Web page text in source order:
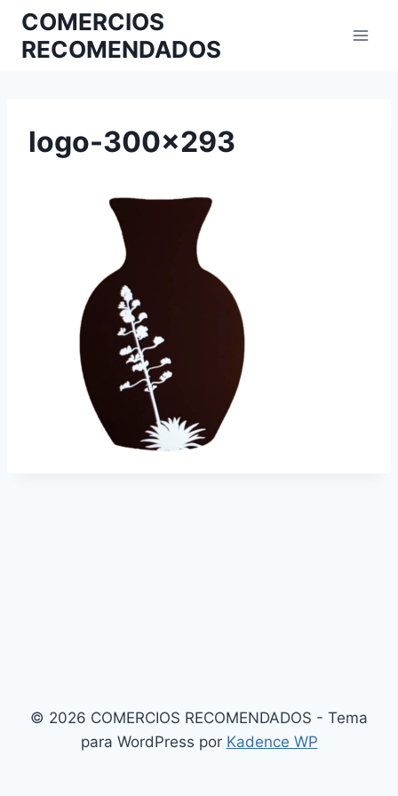
COMERCIOS
RECOMENDADOS
logo-300×293
© 2026 COMERCIOS RECOMENDADOS - Tema
para WordPress por Kadence WP